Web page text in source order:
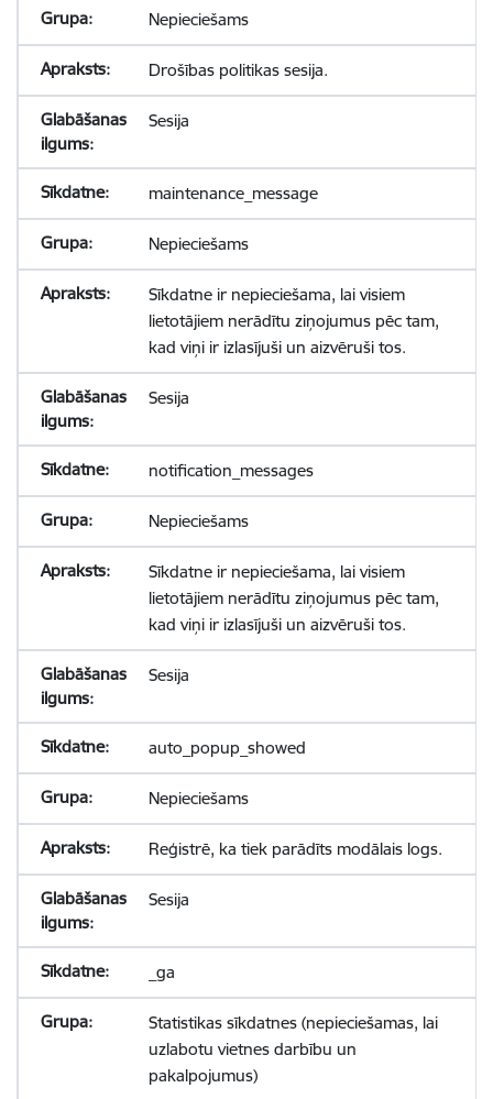
Nepieciešams
Drošības politikas sesija.
Sesija
maintenance_message
Nepieciešams
Sīkdatne ir nepieciešama, lai visiem
lietotājiem nerādītu ziņojumus pēc tam,
kad viņi ir izlasījuši un aizvēruši tos.
Sesija
notification_messages
Nepieciešams
Sīkdatne ir nepieciešama, lai visiem
lietotājiem nerādītu ziņojumus pēc tam,
kad viņi ir izlasījuši un aizvēruši tos.
Sesija
auto_popup_showed
Nepieciešams
Reģistrē, ka tiek parādīts modālais logs.
Sesija
_ga
Statistikas sīkdatnes (nepieciešamas, lai
uzlabotu vietnes darbību un
pakalpojumus)